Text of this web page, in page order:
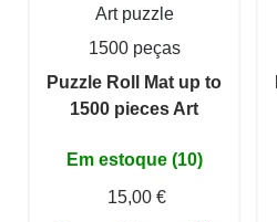
Art puzzle
1500 peças
Puzzle Roll Mat up to
1500 pieces Art
Em estoque (10)
15,00 €